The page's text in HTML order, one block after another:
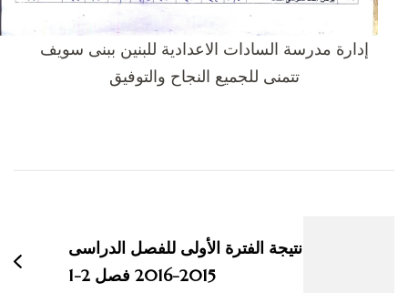
إدارة مدرسة السادات الاعدادية للبنين ببنى سويف
تتمنى للجميع النجاح والتوفيق
نتيجة الفترة الأولى للفصل الدراسى
2015-2016 فصل 2-1